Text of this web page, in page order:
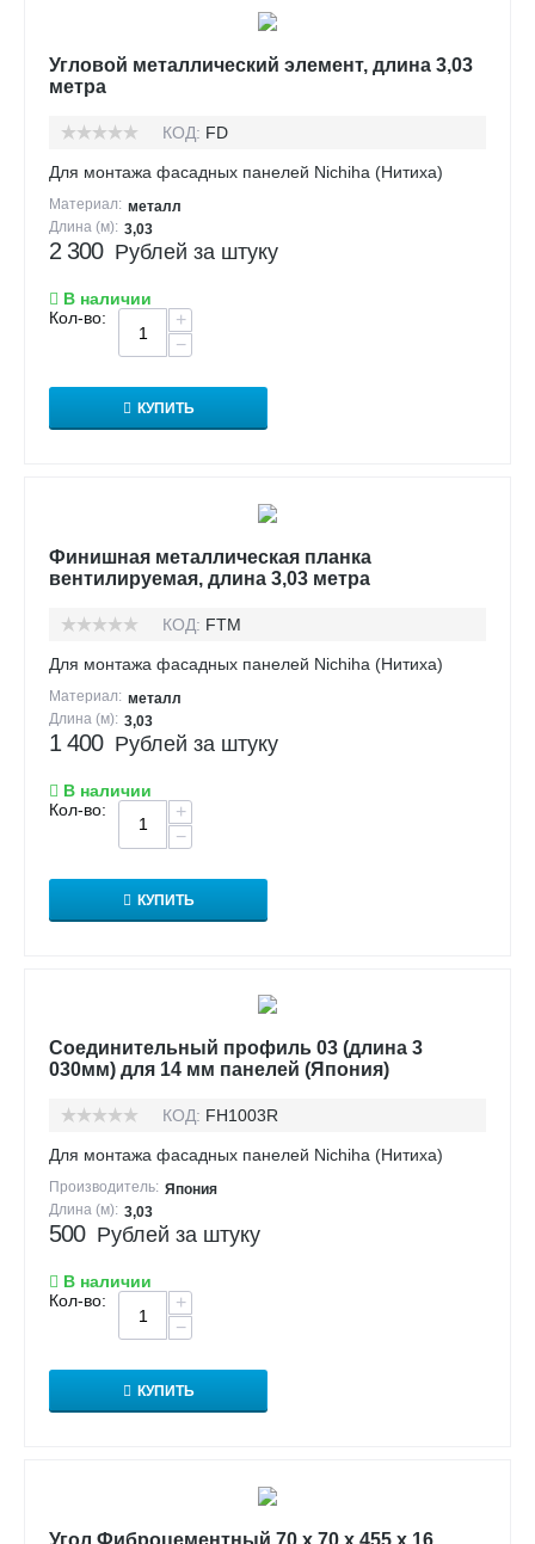
Угловой металлический элемент, длина 3,03
метра
КОД: FD
Для монтажа фасадных панелей Nichiha (Нитиха)
Материал: металл
Длина (м): 3,03
2 300 Рублей за штуку
В наличии
Кол-во:
+
−
КУПИТЬ
Финишная металлическая планка
вентилируемая, длина 3,03 метра
КОД: FTM
Для монтажа фасадных панелей Nichiha (Нитиха)
Материал: металл
Длина (м): 3,03
1 400 Рублей за штуку
В наличии
Кол-во:
+
−
КУПИТЬ
Соединительный профиль 03 (длина 3
030мм) для 14 мм панелей (Япония)
КОД: FH1003R
Для монтажа фасадных панелей Nichiha (Нитиха)
Производитель: Япония
Длина (м): 3,03
500 Рублей за штуку
В наличии
Кол-во:
+
−
КУПИТЬ
Угол Фиброцементный 70 х 70 х 455 х 16